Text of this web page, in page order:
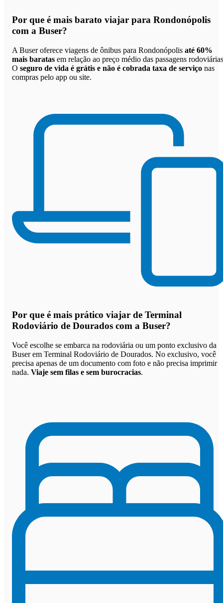
Por que é mais barato viajar para Rondonópolis
com a Buser?
A Buser oferece viagens de ônibus para Rondonópolis até 60%
mais baratas em relação ao preço médio das passagens
O seguro de vida é grátis e não é cobrada taxa de serviço nas
compras pelo app ou site.
Por que é mais prático viajar de Terminal
Rodoviário de Dourados com a Buser?
Você escolhe se embarca na rodoviária ou um ponto exclusivo da
Buser em Terminal Rodoviário de Dourados. No exclusivo, você
precisa apenas de um documento com foto e não precisa imprimir
nada. Viaje sem filas e sem burocracias.